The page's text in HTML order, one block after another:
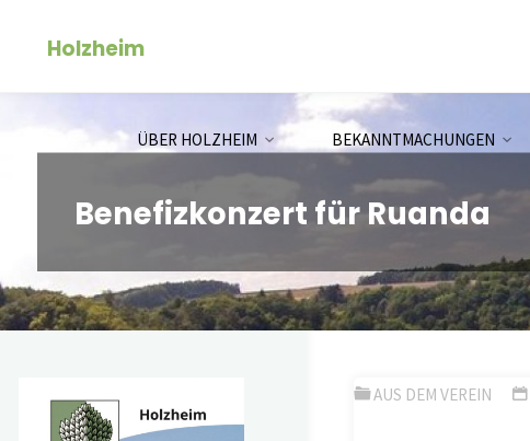
Holzheim
ÜBER HOLZHEIM BEKANNTMACHUNGEN
Benefizkonzert für Ruanda
AUS DEM VEREIN